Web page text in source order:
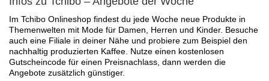
Im Tchibo Onlineshop findest du jede Woche neue Produkte in
Themenwelten mit Mode für Damen, Herren und Kinder. Besuche
auch eine Filiale in deiner Nähe und probiere zum Beispiel den
nachhaltig produzierten Kaffee. Nutze einen kostenlosen
Gutscheincode für einen Preisnachlass, dann werden die
Angebote zusätzlich günstiger.